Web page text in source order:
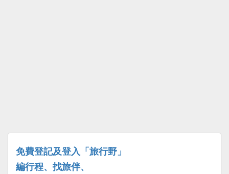
免費登記及登入「旅行野」
編行程、找旅伴、